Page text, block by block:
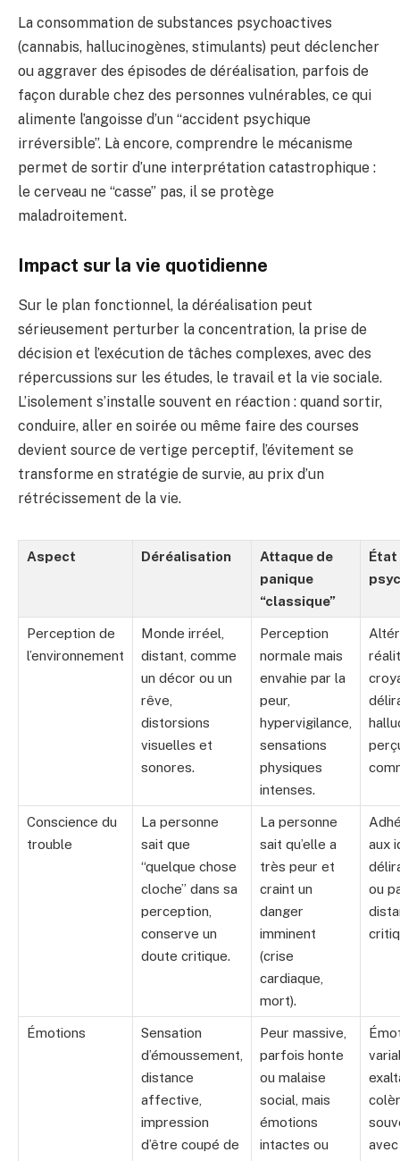
La consommation de substances psychoactives
(cannabis, hallucinogènes, stimulants) peut déclencher
ou aggraver des épisodes de déréalisation, parfois de
façon durable chez des personnes vulnérables, ce qui
alimente l’angoisse d’un “accident psychique
irréversible”. Là encore, comprendre le mécanisme
permet de sortir d’une interprétation catastrophique :
le cerveau ne “casse” pas, il se protège
maladroitement.
Impact sur la vie quotidienne
Sur le plan fonctionnel, la déréalisation peut
sérieusement perturber la concentration, la prise de
décision et l’exécution de tâches complexes, avec des
répercussions sur les études, le travail et la vie sociale.
L’isolement s’installe souvent en réaction : quand sortir,
conduire, aller en soirée ou même faire des courses
devient source de vertige perceptif, l’évitement se
transforme en stratégie de survie, au prix d’un
rétrécissement de la vie.
Aspect Déréalisation
Attaque de
panique
“classique”
État
Perception de
l’environnement
Monde irréel,
distant, comme
un décor ou un
rêve,
distorsions
visuelles et
sonores.
Perception
normale mais
envahie par la
peur,
hypervigilance,
sensations
physiques
intenses.
Conscience du
trouble
La personne
sait que
“quelque chose
cloche” dans sa
perception,
conserve un
doute critique.
La personne
sait qu’elle a
très peur et
craint un
danger
imminent
(crise
cardiaque,
mort).
aux
ou
Émotions
Sensation
d’émoussement,
distance
affective,
impression
d’être coupé de
Peur massive,
parfois honte
ou malaise
social, mais
émotions
intactes ou